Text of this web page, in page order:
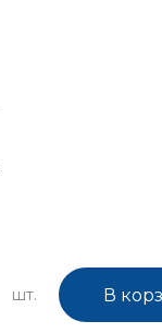
шт. В